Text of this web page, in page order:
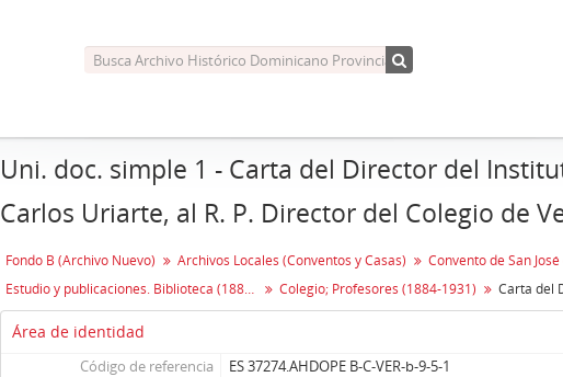
Uni. doc. simple 1 - Carta del Director del
Carlos Uriarte, al R. P. Director del Colegio de
Fondo B (Archivo Nuevo) Archivos Locales (Conventos y Casas)
Estudio y publicaciones. Biblioteca (1880-1957)
Colegio; Profesores (1884-1931)
Área de identidad
Código de referencia
ES 37274.AHDOPE B-C-VER-b-9-5-1